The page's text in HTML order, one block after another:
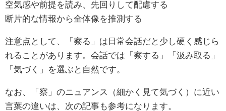
空気感や前提を読み、先回りして配慮する
断片的な情報から全体像を推測する
注意点として、「察る」は日常会話だと少し硬く感じら
れることがあります。会話では「察する」「汲み取る」
「気づく」を選ぶと自然です。
なお、「察」のニュアンス（細かく見て気づく）に近い
言葉の違いは、次の記事も参考になります。